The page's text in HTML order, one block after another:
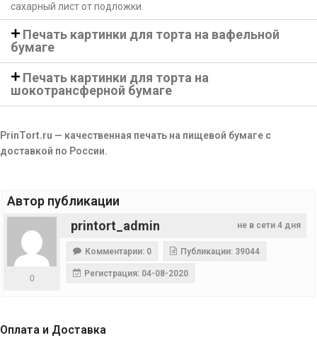
сахарный лист от подложки.
Печать картинки для торта на вафельной
бумаге
Печать картинки для торта на
шокотрансферной бумаге
PrinTort.ru — качественная печать на пищевой бумаге с
доставкой по России.
Автор публикации
не в сети 4 дня
printort_admin
0
Комментарии: 0 Публикации: 39044
Регистрация: 04-08-2020
Оплата и Доставка